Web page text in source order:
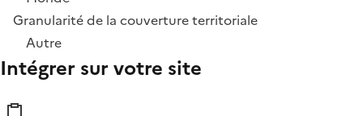
Granularité de la couverture territoriale
Autre
Intégrer sur votre site